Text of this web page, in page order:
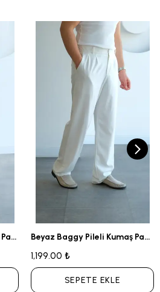
Camel Baggy Pileli Kumaş Pantolon Beyaz Baggy Pileli Kumaş Pantolon
1,199.00 ₺
SEPETE EKLE